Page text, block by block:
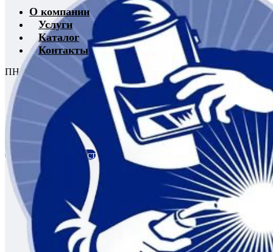
О компании
Услуги
Каталог
Контакты
ПН-ПТ 09:00-18:00 + 7 (987) 827-27-60
Запросить прайс лист